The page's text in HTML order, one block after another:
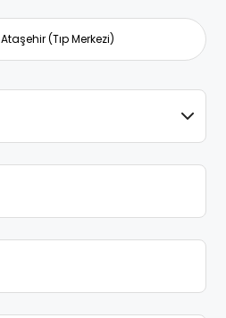
Ataşehir (Tıp Merkezi)